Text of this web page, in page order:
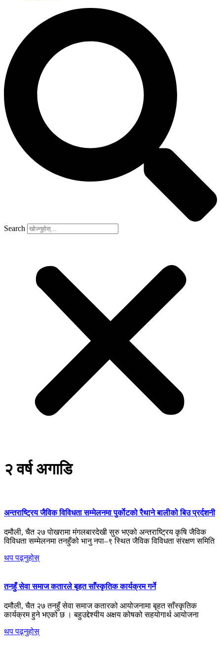
Search
२ वर्ष अगाडि
अन्तराष्ट्रिय जैविक विविधता सम्मेलनमा पुर्काेटको रैथाने बालीको बिउ प्रर्दशनी
दमौली, चैत २७ पोखरामा मंगलबारदेखी सुरु भएको अन्तराष्ट्रिय कृषि जैविक
विविधता सम्मेलनमा तनहुँको भानु नपा–९ स्थित जैविक विविधता संरक्षण समिति
थप पढ्नुहोस्
तनहुँ सेवा समाज कतारले बृहत साँस्कृतिक कार्यक्रम गर्ने
दमौली, चैत २७ तनहुँ सेवा समाज कतारको आयोजनामा बृहत साँस्कृतिक
कार्यक्रम हुने भएको छ । बहुउद्देश्यीय अक्षय कोषको सहयोगार्थ आयोजना
थप पढ्नुहोस्